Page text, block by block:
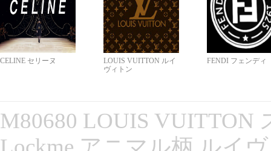
CELINE セリーヌ
LOUIS VUITTON ルイ
ヴィトン
FENDI フェンディ
M80680 LOUIS VUITTON